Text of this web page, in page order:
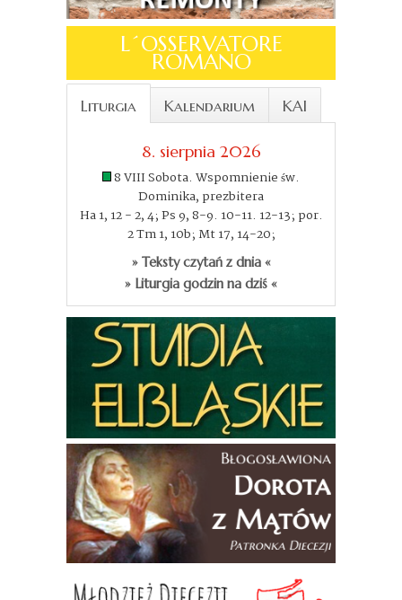
L´OSSERVATORE
ROMANO
Liturgia Kalendarium KAI
8. sierpnia 2026
8 VIII Sobota. Wspomnienie św.
Dominika, prezbitera
Ha 1, 12 - 2, 4; Ps 9, 8-9. 10-11. 12-13; por.
2 Tm 1, 10b; Mt 17, 14-20;
» Teksty czytań z dnia «
» Liturgia godzin na dziś «